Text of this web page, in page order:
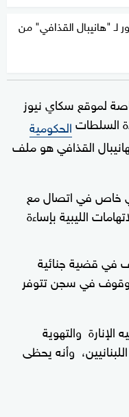
"هانيبال القذافي" من
لموقع سكاي نيوز
السلطاتالحكومية
القذافي هو ملف
خاص في اتصال مع
الليبية بإساءة
في قضية جنائية
في سجن تتوفر
والتهوية
وأنه يحظى